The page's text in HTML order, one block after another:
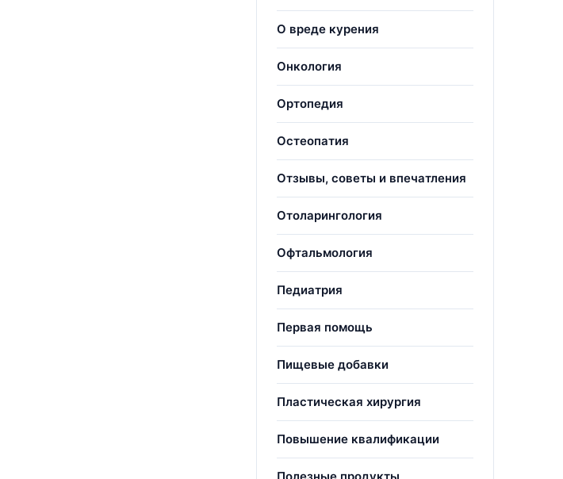
О вреде курения
Онкология
Ортопедия
Остеопатия
Отзывы, советы и впечатления
Отоларингология
Офтальмология
Педиатрия
Первая помощь
Пищевые добавки
Пластическая хирургия
Повышение квалификации